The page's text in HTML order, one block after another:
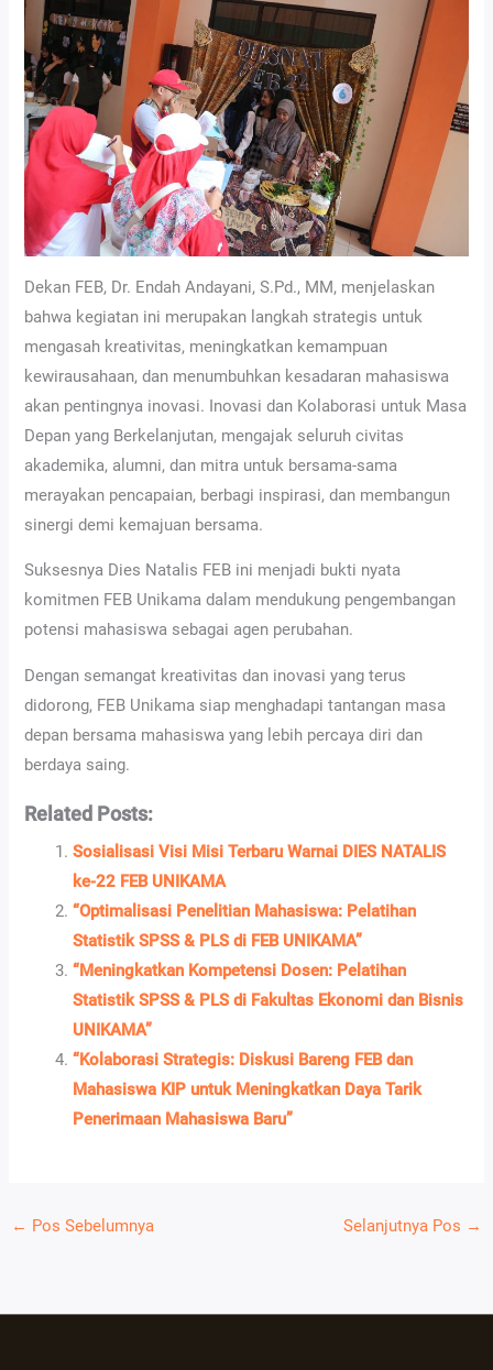
Dekan FEB, Dr. Endah Andayani, S.Pd., MM, menjelaskan
bahwa kegiatan ini merupakan langkah strategis untuk
mengasah kreativitas, meningkatkan kemampuan
kewirausahaan, dan menumbuhkan kesadaran mahasiswa
akan pentingnya inovasi. Inovasi dan Kolaborasi untuk Masa
Depan yang Berkelanjutan, mengajak seluruh civitas
akademika, alumni, dan mitra untuk bersama-sama
merayakan pencapaian, berbagi inspirasi, dan membangun
sinergi demi kemajuan bersama.
Suksesnya Dies Natalis FEB ini menjadi bukti nyata
komitmen FEB Unikama dalam mendukung pengembangan
potensi mahasiswa sebagai agen perubahan.
Dengan semangat kreativitas dan inovasi yang terus
didorong, FEB Unikama siap menghadapi tantangan masa
depan bersama mahasiswa yang lebih percaya diri dan
berdaya saing.
Related Posts:
Sosialisasi Visi Misi Terbaru Warnai DIES NATALIS
ke-22 FEB UNIKAMA
“Optimalisasi Penelitian Mahasiswa: Pelatihan
Statistik SPSS & PLS di FEB UNIKAMA”
“Meningkatkan Kompetensi Dosen: Pelatihan
Statistik SPSS & PLS di Fakultas Ekonomi dan Bisnis
UNIKAMA”
“Kolaborasi Strategis: Diskusi Bareng FEB dan
Mahasiswa KIP untuk Meningkatkan Daya Tarik
Penerimaan Mahasiswa Baru”
← Pos Sebelumnya Selanjutnya Pos →